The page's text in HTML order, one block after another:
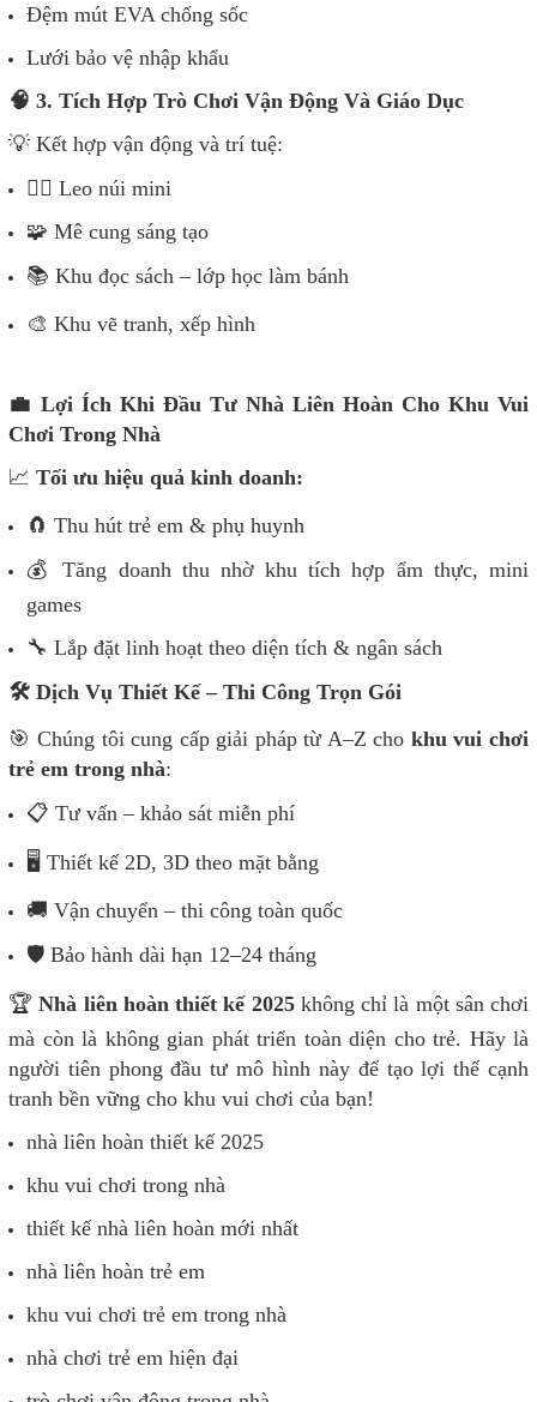
Đệm mút EVA chống sốc
Lưới bảo vệ nhập khẩu
🧠 3. Tích Hợp Trò Chơi Vận Động Và Giáo Dục
💡 Kết hợp vận động và trí tuệ:
🧗‍♂️ Leo núi mini
🧩 Mê cung sáng tạo
📚 Khu đọc sách – lớp học làm bánh
🎨 Khu vẽ tranh, xếp hình
💼 Lợi Ích Khi Đầu Tư Nhà Liên Hoàn Cho Khu Vui
Chơi Trong Nhà
📈 Tối ưu hiệu quả kinh doanh:
🧲 Thu hút trẻ em & phụ huynh
💰 Tăng doanh thu nhờ khu tích hợp ẩm thực, mini
games
🔧 Lắp đặt linh hoạt theo diện tích & ngân sách
🛠️ Dịch Vụ Thiết Kế – Thi Công Trọn Gói
🎯 Chúng tôi cung cấp giải pháp từ A–Z cho khu vui chơi
trẻ em trong nhà:
📋 Tư vấn – khảo sát miễn phí
🖥️ Thiết kế 2D, 3D theo mặt bằng
🚚 Vận chuyển – thi công toàn quốc
🛡️ Bảo hành dài hạn 12–24 tháng
🏆Nhà liên hoàn thiết kế 2025không chỉ là một sân chơi
mà còn là không gian phát triển toàn diện cho trẻ. Hãy là
người tiên phong đầu tư mô hình này để tạo lợi thế cạnh
tranh bền vững cho khu vui chơi của bạn!
nhà liên hoàn thiết kế 2025
khu vui chơi trong nhà
thiết kế nhà liên hoàn mới nhất
nhà liên hoàn trẻ em
khu vui chơi trẻ em trong nhà
nhà chơi trẻ em hiện đại